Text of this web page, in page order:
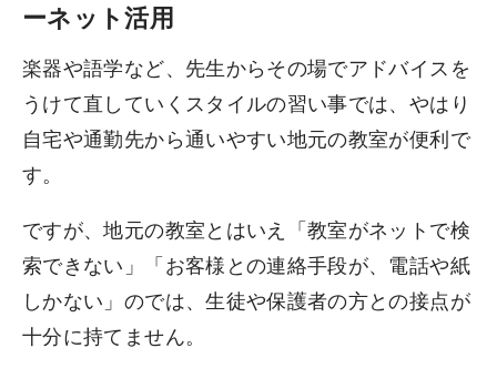
ーネット活用
楽器や語学など、先生からその場でアドバイスを
うけて直していくスタイルの習い事では、やはり
自宅や通勤先から通いやすい地元の教室が便利で
す。
ですが、地元の教室とはいえ「教室がネットで検
索できない」「お客様との連絡手段が、電話や紙
しかない」のでは、生徒や保護者の方との接点が
十分に持てません。